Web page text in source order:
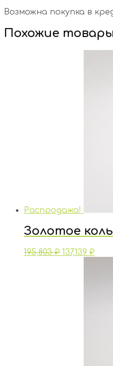
Возможна покупка в
Похожие
Распродажа!
Золотое
195,803₽ 137,139 ₽